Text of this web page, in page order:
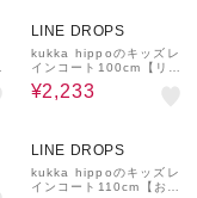
LINE DROPS
kukka hippoのキッズレ
インコート100cm【リン
ゴ】
¥2,233
LINE DROPS
kukka hippoのキッズレ
インコート110cm【おや